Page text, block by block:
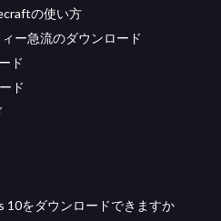
の使い方
ー急流のダウンロード
ド
ド
10をダウンロードできますか